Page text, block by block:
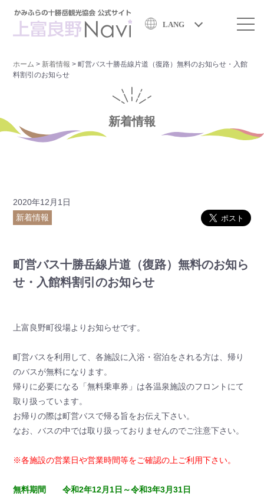
LANG
ホーム > 新着情報 >町営バス十勝岳線片道（復路）無料のお知らせ・入館
料割引のお知らせ
新着情報
2020年12月1日
新着情報
町営バス十勝岳線片道（復路）無料のお知ら
せ・入館料割引のお知らせ
上富良野町役場よりお知らせです。
町営バスを利用して、各施設に入浴・宿泊をされる方は、帰り
のバスが無料になります。
帰りに必要になる「無料乗車券」は各温泉施設のフロントにて
取り扱っています。
お帰りの際は町営バスで帰る旨をお伝え下さい。
なお、バスの中では取り扱っておりませんのでご注意下さい。
※各施設の営業日や営業時間等をご確認の上ご利用下さい。
無料期間 令和2年12月1日～令和3年3月31日